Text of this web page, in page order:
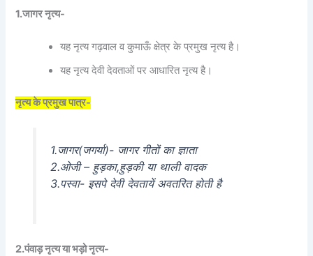
1.जागर नृत्य-
यह नृत्य गढ़वाल व कुमाऊँ क्षेत्र के प्रमुख नृत्य है।
यह नृत्य देवी देवताओं पर आधारित नृत्य है।
नृत्य के प्रमुख पात्र-
1.जागर(जगर्या)- जागर गीतों का ज्ञाता
2.ओजी – हुड़का,हुड़की या थाली वादक
3.पस्वा- इसपे देवी देवतायें अवतरित होती है
2.पंवाड़ नृत्य या भड़ो नृत्य-